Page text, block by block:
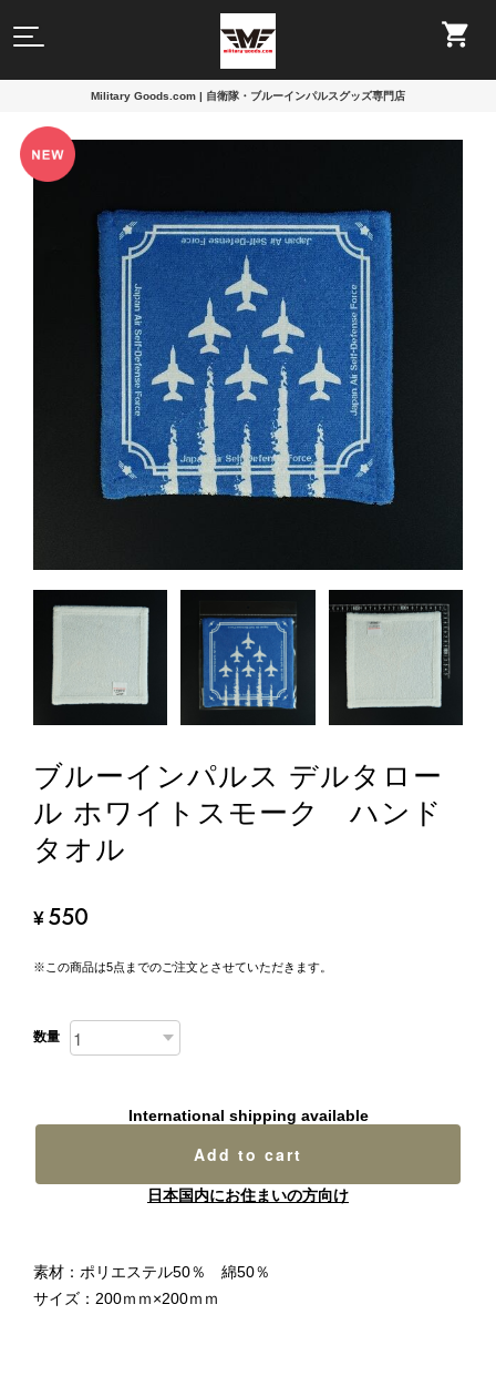
Military Goods.com | 自衛隊・ブルーインパルスグッズ専門店
ブルーインパルス デルタロー
ル ホワイトスモーク ハンド
タオル
¥550
※この商品は5点までのご注文とさせていただきます。
数量
International shipping available
Add to cart
日本国内にお住まいの方向け
素材：ポリエステル50％ 綿50％
サイズ：200ｍｍ×200ｍｍ